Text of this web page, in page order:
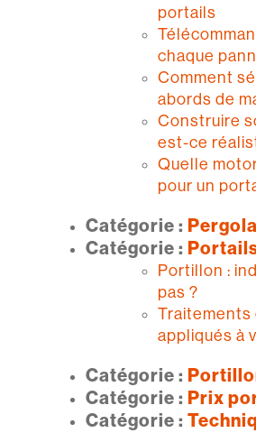
portails
chaque
Comment
abords de
Construire
est-ce
Quelle
pour un
Catégorie : Pergola
Catégorie :
Portillon :
pas ?
appliqués à
Catégorie :
Catégorie : Prix
Catégorie :